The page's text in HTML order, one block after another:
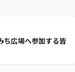
ち広場へ参加する皆